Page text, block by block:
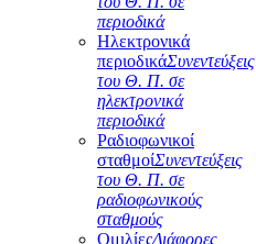
περιοδικά
Ηλεκτρονικά
περιοδικάΣυνεντεύξεις
του Θ. Π. σε
ηλεκτρονικά
περιοδικά
Ραδιοφωνικοί
σταθμοίΣυνεντεύξεις
του Θ. Π. σε
ραδιοφωνικούς
σταθμούς
ΟμιλίεςΔιάφορες